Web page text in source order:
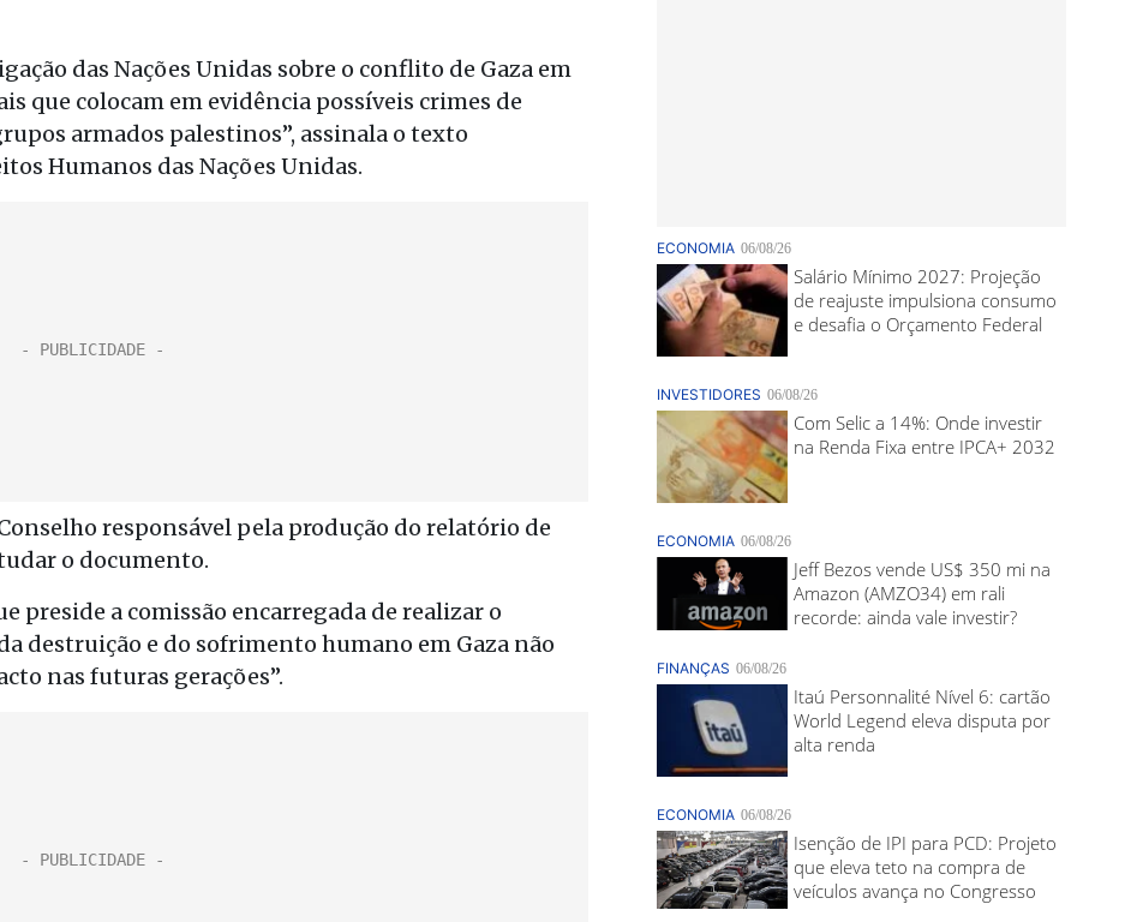
das Nações Unidas sobre o conflito de Gaza em
que colocam em evidência possíveis crimes de
armados palestinos”, assinala o texto
Humanos das Nações Unidas.
responsável pela produção do relatório de
o documento.
preside a comissão encarregada de realizar o
destruição e do sofrimento humano em Gaza não
nas futuras gerações”.